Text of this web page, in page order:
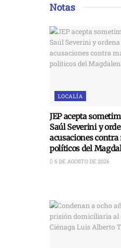
Notas
LOCALÍA
JEP acepta
Saúl Severini y
acusaciones contra
políticos del
6 DE AGOSTO DE 2026